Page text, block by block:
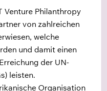
Venture Philanthropy
von zahlreichen
welche
und damit einen
der UN-
leisten.
Organisation